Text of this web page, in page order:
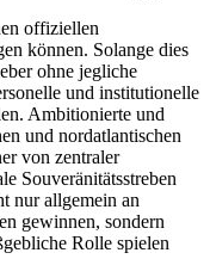
offiziellen
können. Solange dies
ohne jegliche
und institutionelle
Ambitionierte und
und nordatlantischen
von zent­raler
Souveränitätsstreben
nur allgemein an
gewinnen, sondern
Rolle spielen